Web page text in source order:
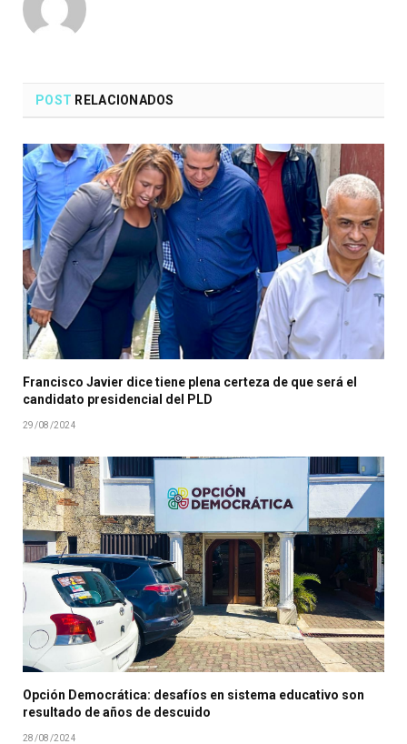
POST RELACIONADOS
Francisco Javier dice tiene plena certeza de que será el
candidato presidencial del PLD
29/08/2024
Opción Democrática: desafíos en sistema educativo son
resultado de años de descuido
28/08/2024